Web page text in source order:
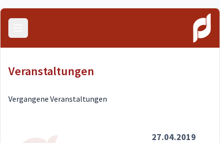
Menü öffnen
Veranstaltungen
Vergangene Veranstaltungen
27.04.2019